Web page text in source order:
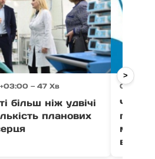
— 47 Хв
більш ніж удвічі
планових
07
Через
води
>